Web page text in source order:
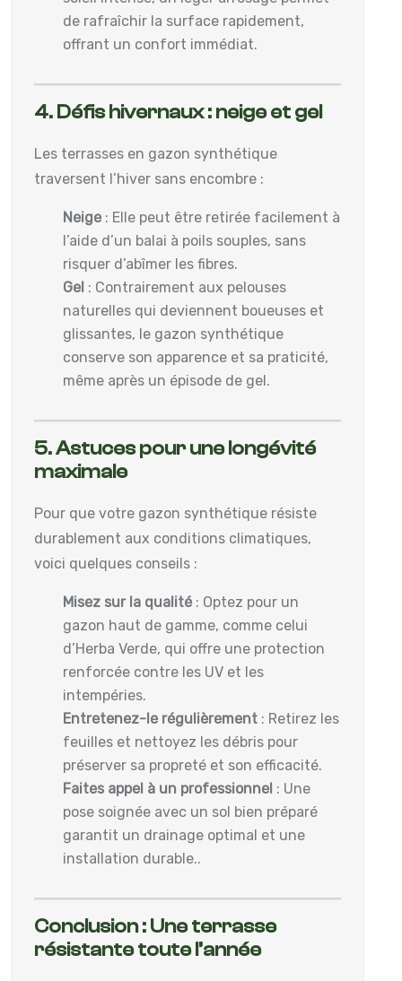
de rafraîchir la surface rapidement,
offrant un confort immédiat.
4. Défis hivernaux : neige et gel
Les terrasses en gazon synthétique
traversent l’hiver sans encombre :
Neige : Elle peut être retirée facilement à
l’aide d’un balai à poils souples, sans
risquer d’abîmer les fibres.
Gel : Contrairement aux pelouses
naturelles qui deviennent boueuses et
glissantes, le gazon synthétique
conserve son apparence et sa praticité,
même après un épisode de gel.
5. Astuces pour une longévité
maximale
Pour que votre gazon synthétique résiste
durablement aux conditions climatiques,
voici quelques conseils :
Misez sur la qualité : Optez pour un
gazon haut de gamme, comme celui
d’Herba Verde, qui offre une protection
renforcée contre les UV et les
intempéries.
Entretenez-le régulièrement : Retirez les
feuilles et nettoyez les débris pour
préserver sa propreté et son efficacité.
Faites appel à un professionnel : Une
pose soignée avec un sol bien préparé
garantit un drainage optimal et une
installation durable..
Conclusion : Une terrasse
résistante toute l’année